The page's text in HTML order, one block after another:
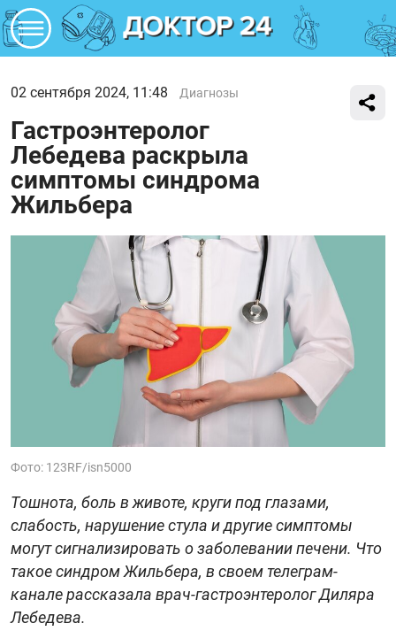
02 сентября 2024, 11:48 Диагнозы
Гастроэнтеролог
Лебедева раскрыла
симптомы синдрома
Жильбера
Фото: 123RF/isn5000
Тошнота, боль в животе, круги под глазами,
слабость, нарушение стула и другие симптомы
могут сигнализировать о заболевании печени. Что
такое синдром Жильбера, в своем телеграм-
канале рассказала врач-гастроэнтеролог Диляра
Лебедева.